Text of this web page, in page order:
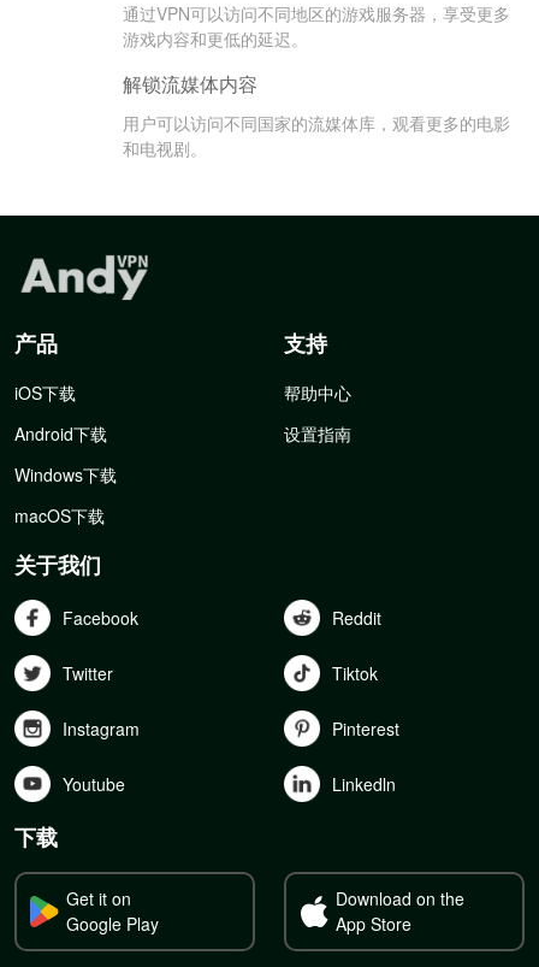
通过VPN可以访问不同地区的游戏服务器，享受更多
游戏内容和更低的延迟。
解锁流媒体内容
用户可以访问不同国家的流媒体库，观看更多的电影
和电视剧。
产品
iOS下载
Android下载
Windows下载
macOS下载
支持
帮助中心
设置指南
关于我们
Facebook Reddit
Twitter Tiktok
Instagram Pinterest
Youtube Linkedln
下载
Get it on
Google Play
Download on the
App Store